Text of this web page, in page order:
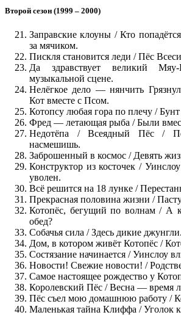
Второй сезон (1999 – 2000)
Заправские клоуны / Кто
за мячиком.
Пискля становится леди / Пёс
Да здравствует великий
музыкальной сцене.
Нелёгкое дело — нянчить
Кот вместе с Псом.
Котопсу любая гора по плечу / Бунт
Фред — летающая рыба / Были
Недотёпа / Всеядный Пёс /
насмешишь.
Заброшенный в космос / Девять
Конструктор из косточек /
уволен.
Всё решится на 18 лунке /
Прекрасная половина жизни /
Котопёс, бегущий по волнам / А
обед?
Собачья сила / Здесь дикие джунгли.
Дом, в котором живёт Котопёс /
Состязание начинается / Уинслоу
Новости! Свежие новости! /
Самое настоящее рождество у
Королевский Пёс / Весна — время
Пёс съел мою домашнюю работу /
Маленькая тайна Клиффа / Уголок